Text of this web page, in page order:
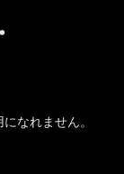
なれません。